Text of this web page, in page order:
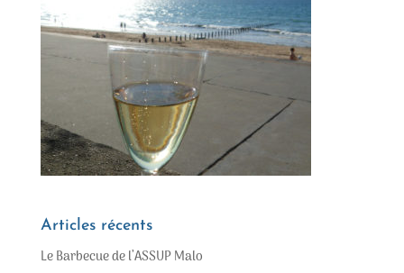
Articles récents
Le Barbecue de l’ASSUP Malo